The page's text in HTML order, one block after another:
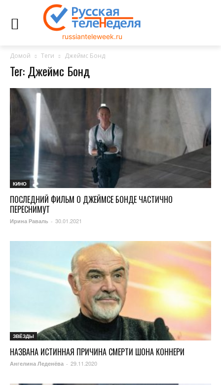
russianteleweek.ru
Домой Теги Джеймс Бонд
Тег: Джеймс Бонд
КИНО
ПОСЛЕДНИЙ ФИЛЬМ О ДЖЕЙМСЕ БОНДЕ ЧАСТИЧНО
ПЕРЕСНИМУТ
Ирина Раваль - 30.01.2021
ЗВЁЗДЫ
НАЗВАНА ИСТИННАЯ ПРИЧИНА СМЕРТИ ШОНА КОННЕРИ
Ангелина Леденёва - 29.11.2020